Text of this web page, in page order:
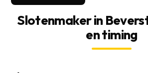
Slotenmaker in
en timing